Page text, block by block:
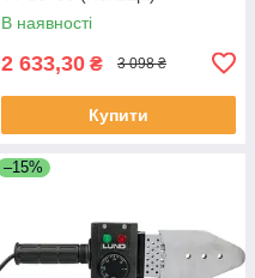
В наявності
2 633,30 ₴ 3 098 ₴
Купити
–15%